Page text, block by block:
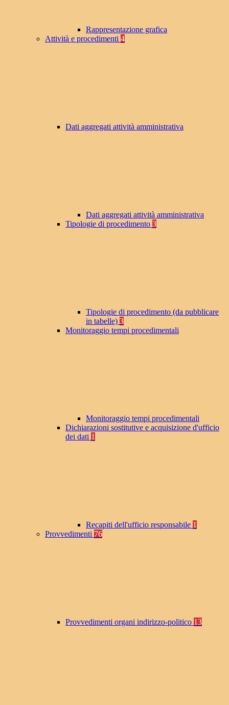
Rappresentazione grafica
Attività e procedimenti 4
Dati aggregati attività amministrativa
Dati aggregati attività amministrativa
Tipologie di procedimento 3
Tipologie di procedimento (da pubblicare
in tabelle) 3
Monitoraggio tempi procedimentali
Monitoraggio tempi procedimentali
Dichiarazioni sostitutive e acquisizione d'ufficio
dei dati 1
Recapiti dell'ufficio responsabile 1
Provvedimenti 76
Provvedimenti organi indirizzo-politico 13